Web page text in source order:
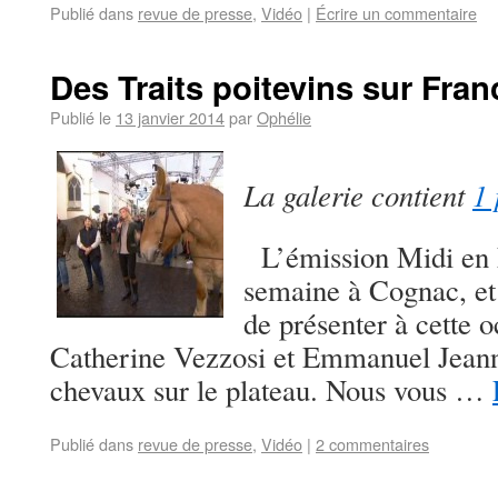
Publié dans revue de presse, Vidéo | Écrire un commentaire
Des Traits poitevins sur
Publié le 13 janvier 2014parOphélie
La galerie contient 1
L’émission Midi
semaine à Cognac,
de présenter à cette
Catherine Vezzosi et Emmanuel
chevaux sur le plateau. Nous vous …
Publié dans revue de presse, Vidéo | 2 commentaires